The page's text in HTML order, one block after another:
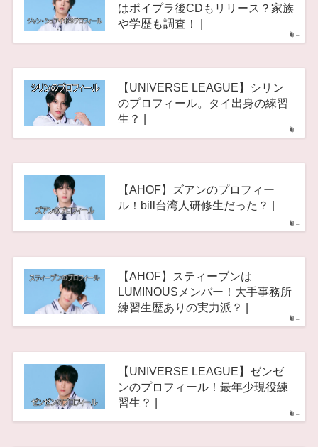
–
はボイプラ後CDもリリース？家族
や学歴も調査！ |
–
【UNIVERSE LEAGUE】シリン
のプロフィール。タイ出身の練習
生？ |
–
【AHOF】ズアンのプロフィー
ル！bill台湾人研修生だった？ |
–
【AHOF】スティーブンは
LUMINOUSメンバー！大手事務所
練習生歴ありの実力派？ |
–
【UNIVERSE LEAGUE】ゼンゼ
ンのプロフィール！最年少現役練
習生？ |